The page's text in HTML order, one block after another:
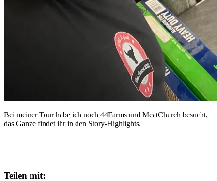
Bei meiner Tour habe ich noch 44Farms und MeatChurch besucht,
das Ganze findet ihr in den Story-Highlights.
Teilen mit: